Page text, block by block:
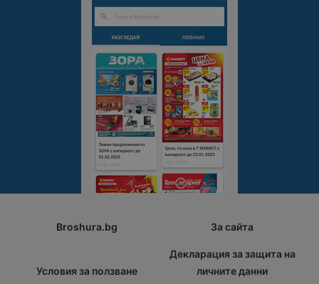
Broshura.bg За сайта
Условия за ползване
Декларация за защита на
личните данни